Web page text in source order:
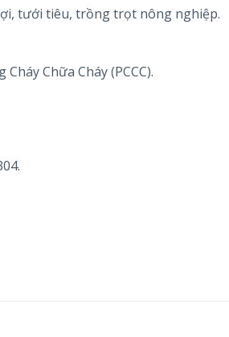
tưới tiêu, trồng trọt nông nghiệp.
Chữa Cháy (PCCC).